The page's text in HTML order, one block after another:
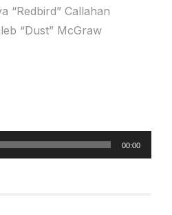
“Redbird” Callahan
“Dust” McGraw
00:00